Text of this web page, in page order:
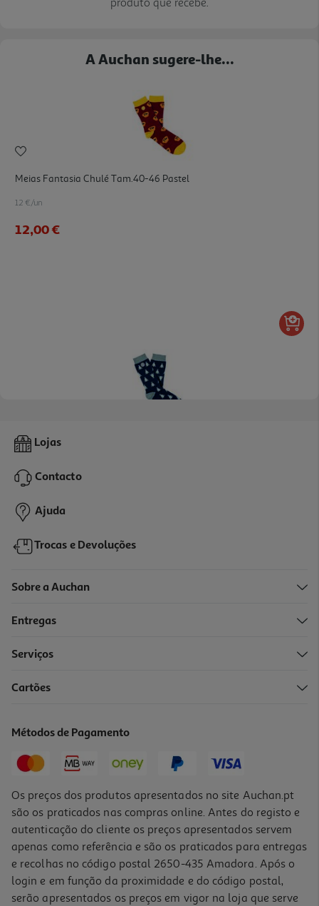
A Auchan sugere-lhe...
Meias Fantasia Chulé Tam.40-46 Pastel
12 €/un
12,00 €
Meias Fantasia Chulé Tam.36-40 Bacalhau
12,00 €
Lojas
Contacto
Ajuda
Trocas e Devoluções
Sobre a Auchan
Entregas
Serviços
Cartões
Métodos de Pagamento
Os preços dos produtos apresentados no site Auchan.pt
são os praticados nas compras online. Antes do registo e
autenticação do cliente os preços apresentados servem
apenas como referência e são os praticados para entregas
e recolhas no código postal 2650-435 Amadora. Após o
login e em função da proximidade e do código postal,
serão apresentados os preços em vigor na loja que serve